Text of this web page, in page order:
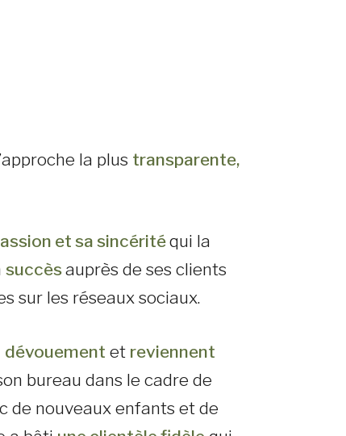
la plus transparente,
et sa sincéritéqui la
succèsauprès de ses clients
sur les réseaux sociaux.
dévouement et reviennent
bureau dans le cadre de
de nouveaux enfants et de